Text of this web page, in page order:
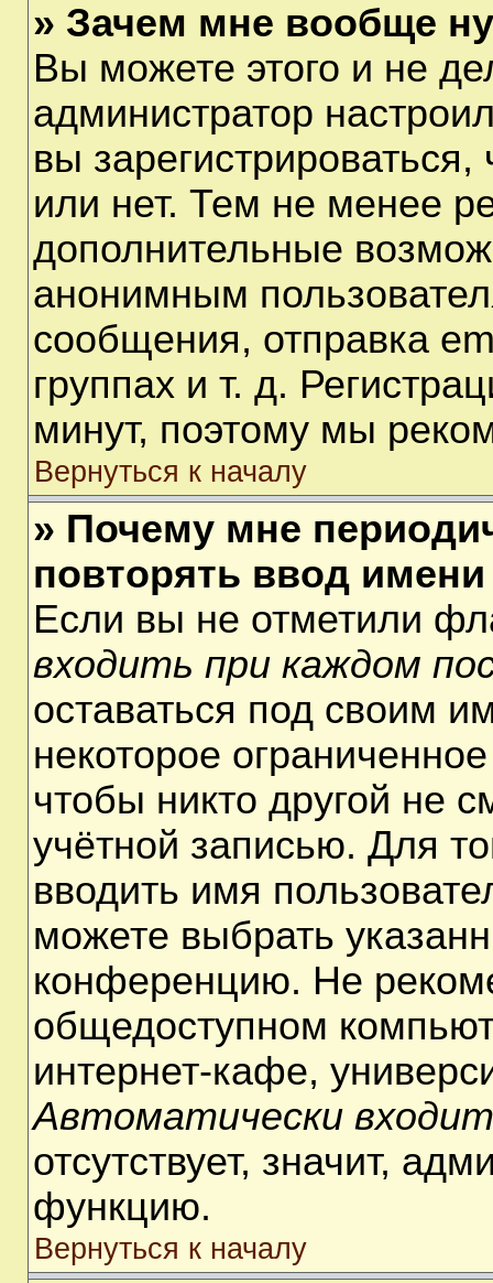
» Зачем мне вообще
Вы можете этого и не
администратор
вы
или нет. Тем не менее
дополнительные
анонимным
сообщения, отправка
группах и т. д.
минут, поэтому мы
Вернуться к началу
» Почему мне
повторять ввод
Если вы не отметили
входить при каждом
оставаться под своим
некоторое
чтобы никто другой не
учётной записью. Для
вводить имя
можете выбрать
конференцию. Не
общедоступном
интернет-кафе,
Автоматически
отсутствует, значит,
функцию.
Вернуться к началу